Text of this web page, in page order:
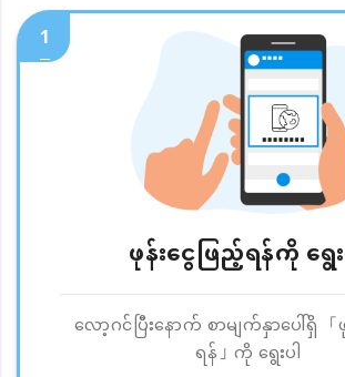
1
ဖုန်းငွေဖြည့်ရန်ကို ရွေ
လော့ဂင်ပြီးနောက် စာမျက်နှာပေါ်ရှိ
ရန်」ကို ရွေးပါ